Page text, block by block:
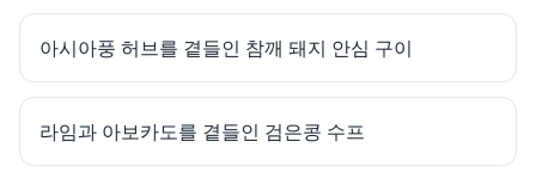
아시아풍 허브를 곁들인 참깨 돼지 안심 구이
라임과 아보카도를 곁들인 검은콩 수프